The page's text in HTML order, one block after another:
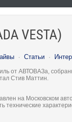
VESTA)
· Статьи ·
от АВТОВАЗа,
Стив Маттин.
на Московском
технические